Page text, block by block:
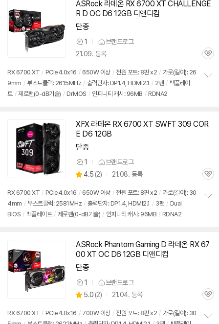
ASRock 라데온 RX 6700 XT CHALLENGE
R D OC D6 12GB 디앤디컴
단종
상
품
견
1
브랜드로그
21.09. 등록
관
RX 6700 XT / PCIe4.0x16 / 650W 이상 / 전원 포트: 8핀 x2 / 가로(길이): 26
9mm / 부스트클럭: 2615MHz / 출력단자: DP1.4, HDMI2.1 / 2팬 / 백플레이
트 / 제로팬(0-dB기술) / DrMOS / 인피니티 캐시: 96MB / RDNA2
기
XFX 라데온 RX 6700 XT SWFT 309 COR
E D6 12GB
단종
상
품
견
1 브랜드로그
별
점
4.5 (상
리
뷰
2) 21.08. 등록
관
RX 6700 XT / PCIe4.0x16 / 650W 이상 / 전원 포트: 8핀 x2 / 가로(길이): 30
4mm / 부스트클럭: 2581MHz / 출력단자: DP1.4, HDMI2.1 / 3팬 / Dual
BIOS / 백플레이트 / 제로팬(0-dB기술) / 인피니티 캐시: 96MB / RDNA2
기
ASRock Phantom Gaming D 라데온 RX 67
00 XT OC D6 12GB 디앤디컴
단종
상
품
견
1 브랜드로그
별
점
5.0 (상
리
2) 21.04. 등록
관
RX 6700 XT / PCIe4.0x16 / 700W 이상 / 전원 포트: 8핀 x2 / 가로(길이): 30